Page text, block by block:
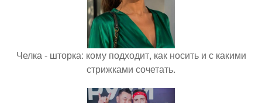
Челка - шторка: кому подходит, как носить и с какими
стрижками сочетать.